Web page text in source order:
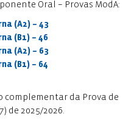
Oral – Provas ModA:
(A2) – 43
(B1) – 46
(A2) – 63
(B1) – 64
da Prova de
de 2025/2026.